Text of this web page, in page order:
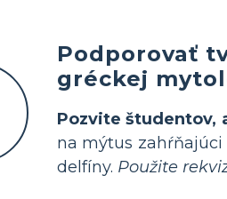
Podporovať
gréckej
Pozvite študentov,
na mýtus
delfíny. Použite